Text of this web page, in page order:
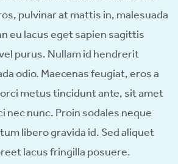
pulvinar at mattis in, malesuada
eu lacus eget sapien sagittis
purus. Nullam id hendrerit
odio. Maecenas feugiat, eros a
metus tincidunt ante, sit amet
nec nunc. Proin sodales neque
libero gravida id. Sed aliquet
lacus fringilla posuere.